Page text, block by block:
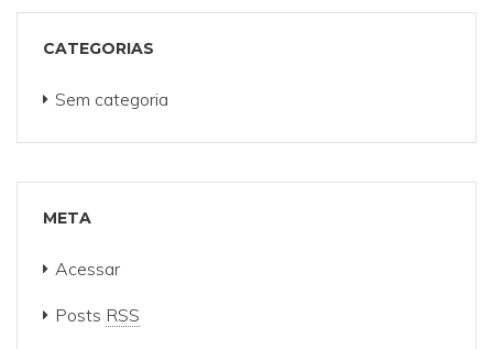
CATEGORIAS
Sem categoria
META
Acessar
Posts RSS